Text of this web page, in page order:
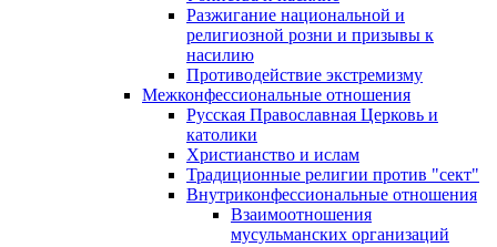
Разжигание национальной и
религиозной розни и призывы к
насилию
Противодействие экстремизму
Межконфессиональные отношения
Русская Православная Церковь и
католики
Христианство и ислам
Традиционные религии против "сект"
Внутриконфессиональные отношения
Взаимоотношения
мусульманских организаций